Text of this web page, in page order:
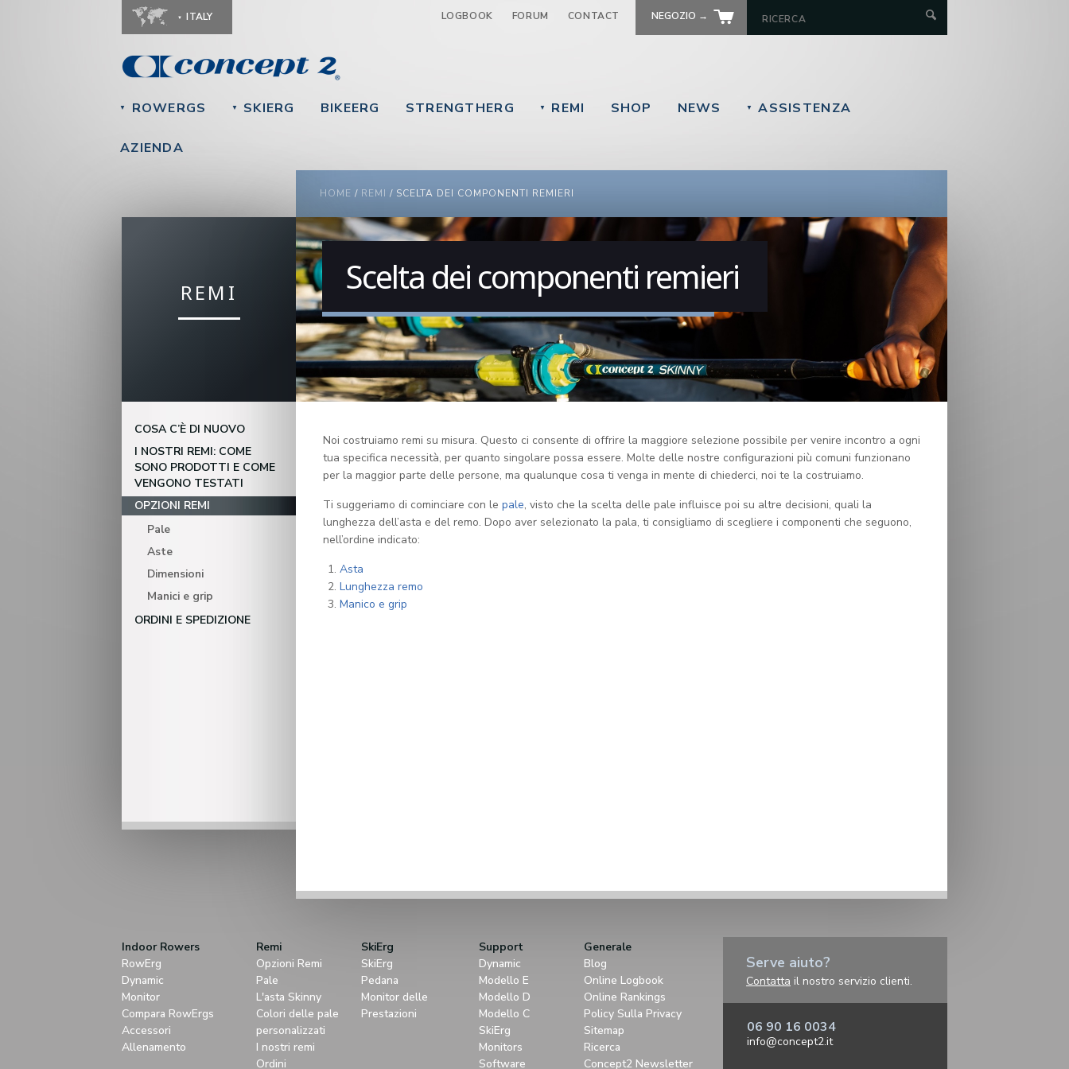
Jump to navigation
ITALY LOGBOOK FORUM CONTACT NEGOZIO →
▼ ROWERGS ▼ SKIERG BIKEERG STRENGTHERG ▼ REMI SHOP NEWS ▼ ASSISTENZA
AZIENDA
YOU ARE HERE
HOME / REMI / SCELTA DEI COMPONENTI REMIERI
REMI
COSA C’È DI NUOVO
I NOSTRI REMI: COME
SONO PRODOTTI E COME
VENGONO TESTATI
OPZIONI REMI
Pale
Aste
Dimensioni
Manici e grip
ORDINI E SPEDIZIONE
Scelta dei componenti remieri
Noi costruiamo remi su misura. Questo ci consente di offrire la maggiore selezione possibile per venire incontro a ogni
tua specifica necessità, per quanto singolare possa essere. Molte delle nostre configurazioni più comuni funzionano
per la maggior parte delle persone, ma qualunque cosa ti venga in mente di chiederci, noi te la costruiamo.
Ti suggeriamo di cominciare con le pale, visto che la scelta delle pale influisce poi su altre decisioni, quali la
lunghezza dell’asta e del remo. Dopo aver selezionato la pala, ti consigliamo di scegliere i componenti che seguono,
nell’ordine indicato:
Asta
Lunghezza remo
Manico e grip
Indoor Rowers
RowErg
Dynamic
Monitor
Compara RowErgs
Accessori
Allenamento
Remi
Opzioni Remi
Pale
L'asta Skinny
Colori delle pale
personalizzati
I nostri remi
Ordini
SkiErg
SkiErg
Pedana
Monitor delle
Prestazioni
Support
Dynamic
Modello E
Modello D
Modello C
SkiErg
Monitors
Software
Generale
Blog
Online Logbook
Online Rankings
Policy Sulla Privacy
Sitemap
Ricerca
Concept2 Newsletter
Serve aiuto?
Contatta il nostro servizio clienti.
06 90 16 0034
info@concept2.it